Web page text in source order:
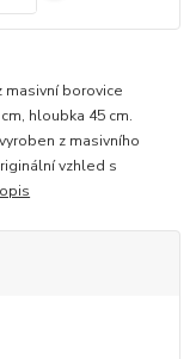
masivní borovice
hloubka 45 cm.
z masivního
vzhled s